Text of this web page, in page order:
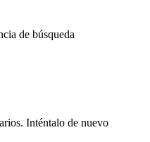
de búsqueda
Inténtalo de nuevo